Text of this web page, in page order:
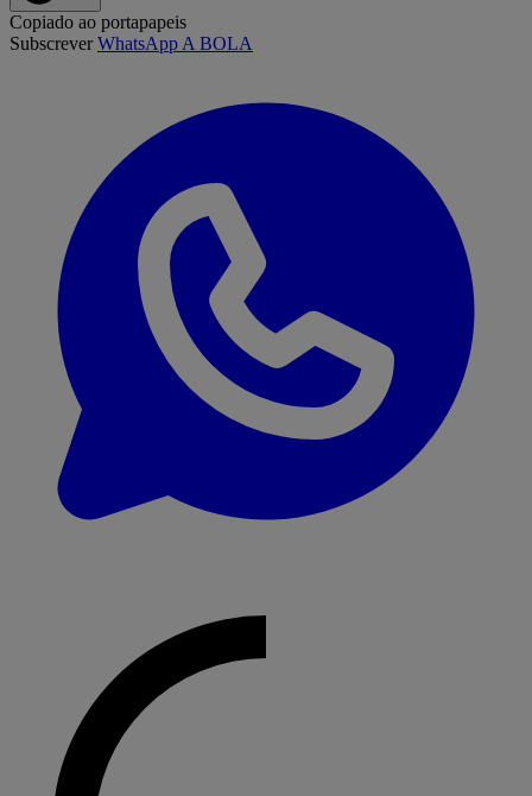
Copiado ao portapapeis
SubscreverWhatsApp A BOLA